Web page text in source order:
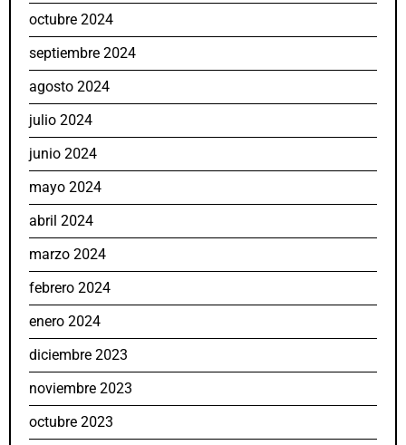
octubre 2024
septiembre 2024
agosto 2024
julio 2024
junio 2024
mayo 2024
abril 2024
marzo 2024
febrero 2024
enero 2024
diciembre 2023
noviembre 2023
octubre 2023